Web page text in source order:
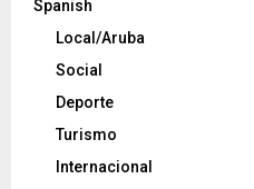
Spanish
Local/Aruba
Social
Deporte
Turismo
Internacional